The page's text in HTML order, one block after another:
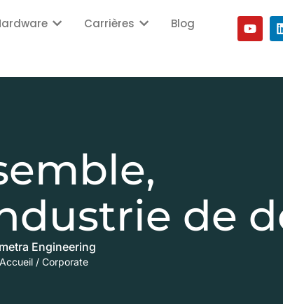
Carrières Blog
de
Engineering
Accueil / Corporate